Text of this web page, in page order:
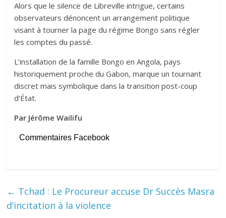
Alors que le silence de Libreville intrigue, certains
observateurs dénoncent un arrangement politique
visant à tourner la page du régime Bongo sans régler
les comptes du passé.
L’installation de la famille Bongo en Angola, pays
historiquement proche du Gabon, marque un tournant
discret mais symbolique dans la transition post-coup
d’État.
Par Jérôme Wailifu
Commentaires Facebook
← Tchad : Le Procureur accuse Dr Succès Masra
d’incitation à la violence